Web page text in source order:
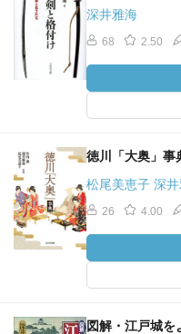
深井雅海
68 2.50
徳川「大奥」事
松尾美恵子 深
26 4.00
図解・江戸城を